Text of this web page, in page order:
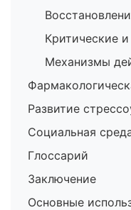
Критические
Механизмы
Развитие
Социальная
Глоссарий
Заключение
Основные